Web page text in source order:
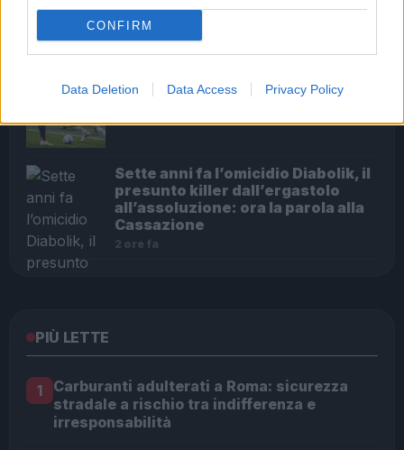
CONFIRM
Data Deletion Data Access Privacy Policy
Roma
49 minuti fa
sogni offensivi e rinforzi difensivi
Sette anni fa l’omicidio Diabolik, il
presunto killer dall’ergastolo
all’assoluzione: ora la parola alla
Cassazione
2 ore fa
PIÙ LETTE
1
Carburanti adulterati a Roma: sicurezza
stradale a rischio tra indifferenza e
irresponsabilità